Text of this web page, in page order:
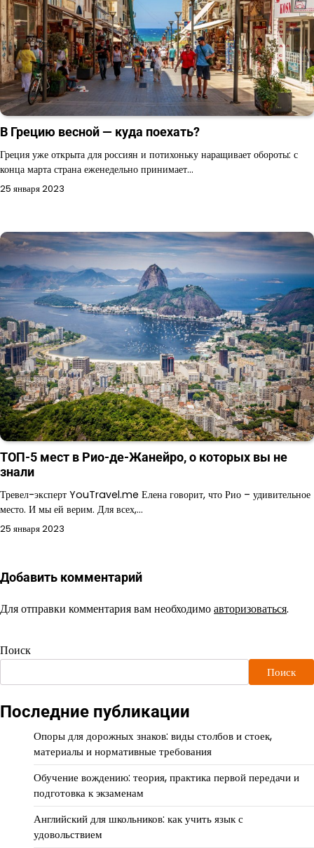
В Грецию весной — куда поехать?
Греция уже открыта для россиян и потихоньку наращивает обороты: с
конца марта страна еженедельно принимает…
25 января 2023
ТОП-5 мест в Рио-де-Жанейро, о которых вы не
знали
Тревел-эксперт YouTravel.me Елена говорит, что Рио – удивительное
место. И мы ей верим. Для всех,…
25 января 2023
Добавить комментарий
Для отправки комментария вам необходимоавторизоваться.
Поиск
Поиск
Последние публикации
Опоры для дорожных знаков: виды столбов и стоек,
материалы и нормативные требования
Обучение вождению: теория, практика первой передачи и
подготовка к экзаменам
Английский для школьников: как учить язык с
удовольствием